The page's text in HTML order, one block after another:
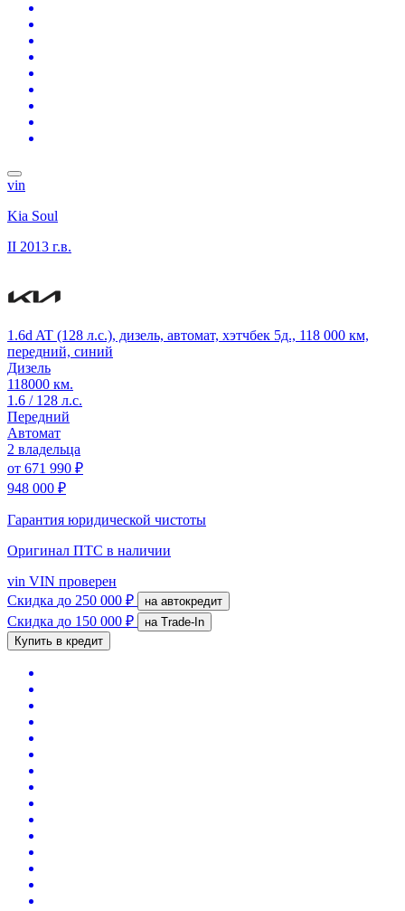
vin
Kia Soul
II 2013 г.в.
1.6d AT (128 л.с.), дизель, автомат, хэтчбек 5д., 118 000 км,
передний, синий
Дизель
118000 км.
1.6 / 128 л.с.
Передний
Автомат
2 владельца
от 671 990 ₽
948 000 ₽
Гарантия юридической чистоты
Оригинал ПТС в наличии
vin VIN проверен
Скидка до 250 000 ₽ на автокредит
Скидка до 150 000 ₽
на Trade-In
Купить в кредит